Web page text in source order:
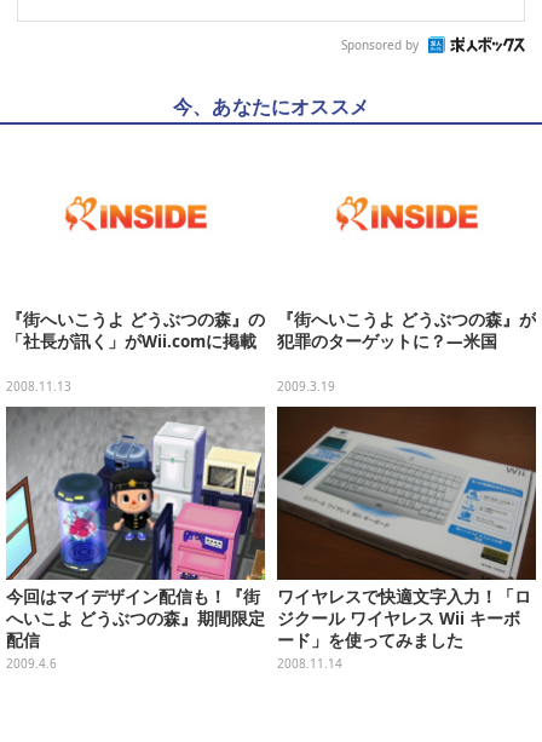
Sponsored by
今、あなたにオススメ
『街へいこうよ どうぶつの森』の
「社長が訊く」がWii.comに掲載
2008.11.13
『街へいこうよ どうぶつの森』が
犯罪のターゲットに？―米国
2009.3.19
今回はマイデザイン配信も！『街
へいこよ どうぶつの森』期間限定
配信
2009.4.6
ワイヤレスで快適文字入力！「ロ
ジクール ワイヤレス Wii キーボ
ード」を使ってみました
2008.11.14